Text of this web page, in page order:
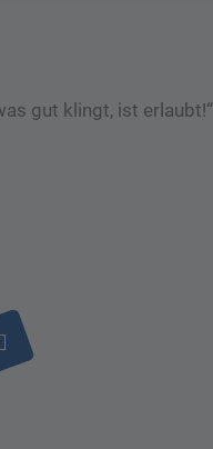
gut klingt, ist erlaubt!“